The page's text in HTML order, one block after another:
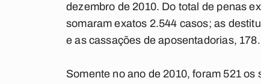
dezembro de 2010. Do total de penas
somaram exatos 2.544 casos; as
e as cassações de aposentadorias, 178.
Somente no ano de 2010, foram 521